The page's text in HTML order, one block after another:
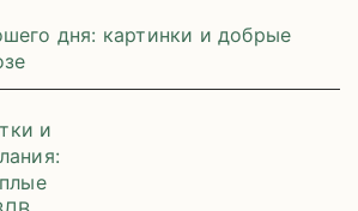
дня: картинки и добрые